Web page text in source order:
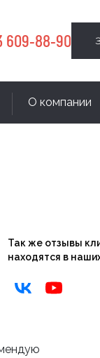
609-88-90
О компании
Так же отзывы
находятся в